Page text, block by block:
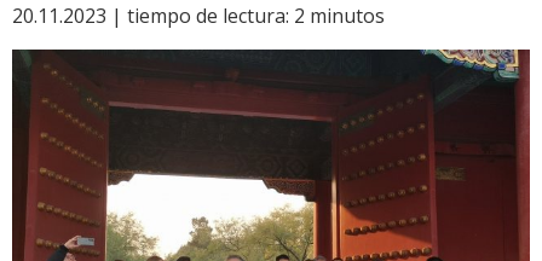
20.11.2023 | tiempo de lectura: 2 minutos